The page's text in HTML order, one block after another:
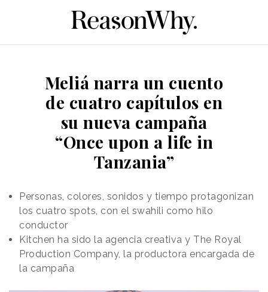
Meliá narra un cuento
de cuatro capítulos en
su nueva campaña
“Once upon a life in
Tanzania”
Personas, colores, sonidos y tiempo protagonizan
los cuatro spots, con el swahili como hilo
conductor
Kitchen ha sido la agencia creativa y The Royal
Production Company, la productora encargada de
la campaña